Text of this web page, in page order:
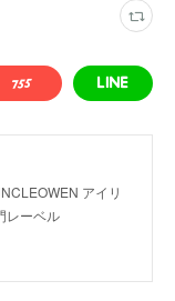
アイリ
レーベル